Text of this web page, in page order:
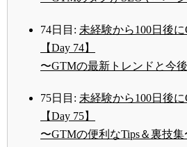
74日目: 未経験から100日後
【Day 74】
〜GTMの最新トレンドと今
75日目: 未経験から100日後
【Day 75】
〜GTMの便利なTips＆裏技集